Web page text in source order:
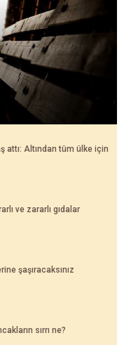
attı: Altından tüm ülke için
ve zararlı gıdalar
şaşıracaksınız
sırrı ne?